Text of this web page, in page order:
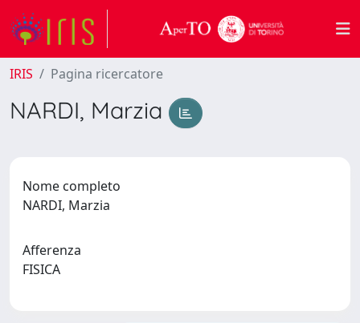
IRIS Pagina ricercatore
NARDI, Marzia
Nome completo
NARDI, Marzia
Afferenza
FISICA